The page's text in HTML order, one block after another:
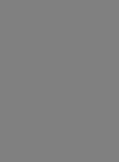
W